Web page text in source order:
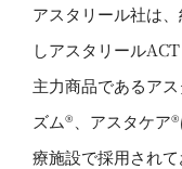
アスタリール社は
しアスタリール
主力商品であるア
ズム®、アスタケア
療施設で採用されて